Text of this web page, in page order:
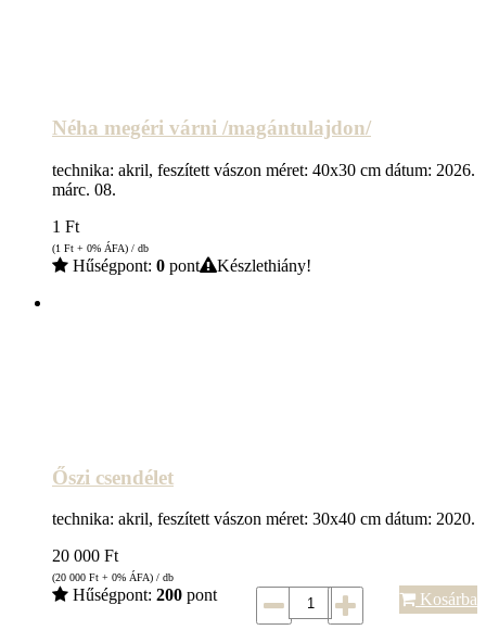
Néha megéri várni /magántulajdon/
technika: akril, feszített vászon méret: 40x30 cm dátum: 2026.
márc. 08.
1 Ft
(1 Ft + 0% ÁFA) / db
Hűségpont: 0 pont Készlethiány!
Őszi csendélet
technika: akril, feszített vászon méret: 30x40 cm dátum: 2020.
20 000 Ft
(20 000 Ft + 0% ÁFA) / db
Hűségpont: 200 pont Kosárba